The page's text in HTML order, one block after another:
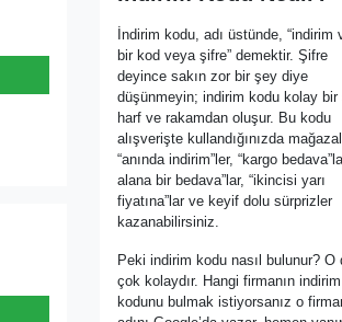
İndirim kodu, adı üstünde, “indirim
bir kod veya şifre” demektir. Şifre
deyince sakın zor bir şey diye
düşünmeyin; indirim kodu kolay bir
harf ve rakamdan oluşur. Bu kodu
alışverişte kullandığınızda
“anında indirim”ler, “kargo
alana bir bedava”lar, “ikincisi yarı
fiyatına”lar ve keyif dolu sürprizler
kazanabilirsiniz.
Peki indirim kodu nasıl bulunur? O
çok kolaydır. Hangi firmanın indirim
kodunu bulmak istiyorsanız o